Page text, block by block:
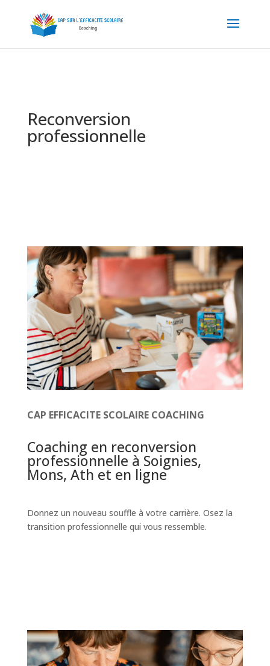
Reconversion
professionnelle
CAP EFFICACITE SCOLAIRE COACHING
Coaching en reconversion
professionnelle à Soignies,
Mons, Ath et en ligne
Donnez un nouveau souffle à votre carrière. Osez la
transition professionnelle qui vous ressemble.